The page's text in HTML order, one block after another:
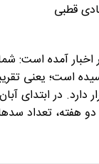
قطبی
دو هفته، تعداد